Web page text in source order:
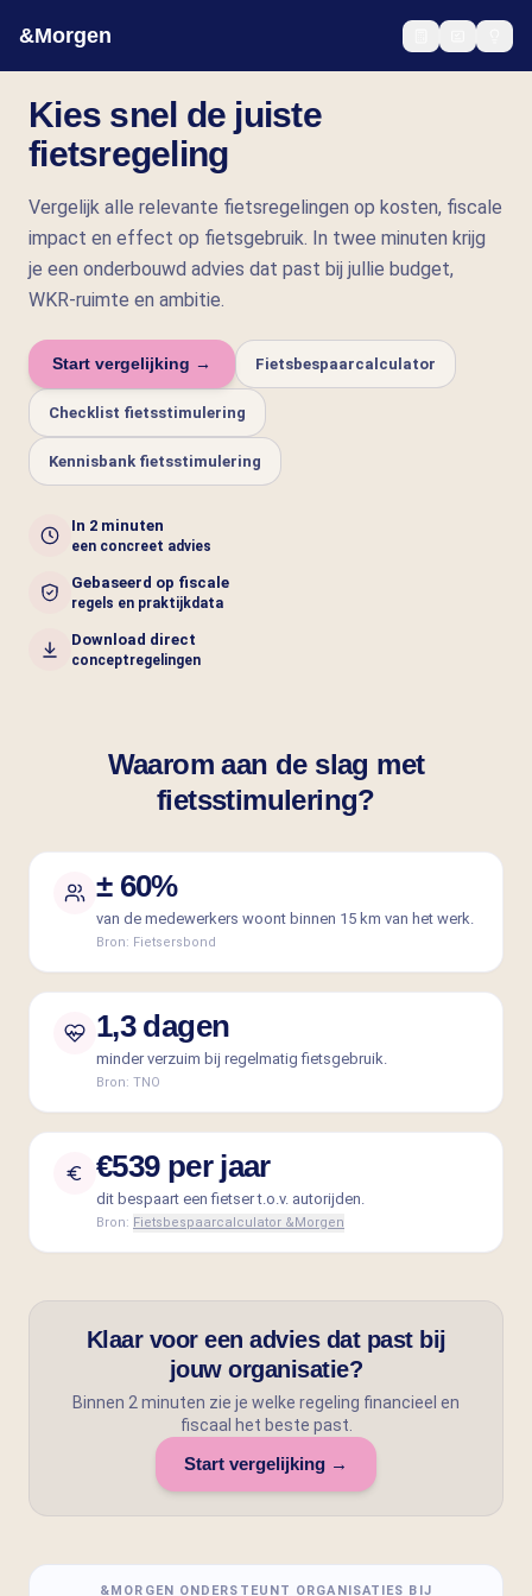
&Morgen
Kies snel de juiste
fietsregeling
Vergelijk alle relevante fietsregelingen op kosten, fiscale
impact en effect op fietsgebruik. In twee minuten krijg
je een onderbouwd advies dat past bij jullie budget,
WKR-ruimte en ambitie.
Start vergelijking → Fietsbespaarcalculator
Checklist fietsstimulering
Kennisbank fietsstimulering
In 2 minuten
een concreet advies
Gebaseerd op fiscale
regels en praktijkdata
Download direct
conceptregelingen
Waarom aan de slag met
fietsstimulering?
± 60%
van de medewerkers woont binnen 15 km van het werk.
Bron: Fietsersbond
1,3 dagen
minder verzuim bij regelmatig fietsgebruik.
Bron: TNO
€539 per jaar
dit bespaart een fietser t.o.v. autorijden.
Bron: Fietsbespaarcalculator &Morgen
Klaar voor een advies dat past bij
jouw organisatie?
Binnen 2 minuten zie je welke regeling financieel en
fiscaal het beste past.
Start vergelijking →
&MORGEN ONDERSTEUNT ORGANISATIES BIJ